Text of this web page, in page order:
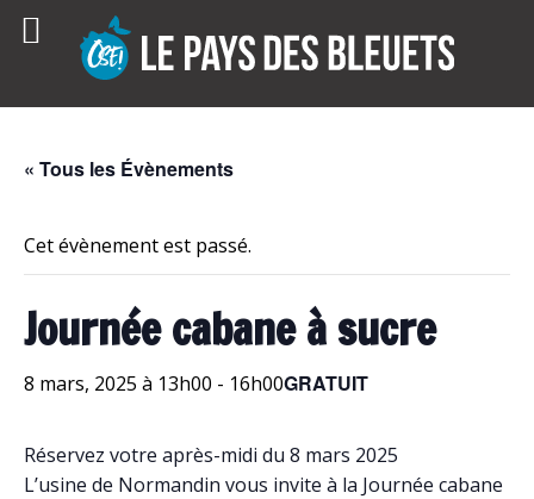
content
« Tous les Évènements
Cet évènement est passé.
Journée cabane à sucre
8 mars, 2025 à 13h00 - 16h00GRATUIT
Réservez votre après-midi du 8 mars 2025
L’usine de Normandin vous invite à la Journée cabane